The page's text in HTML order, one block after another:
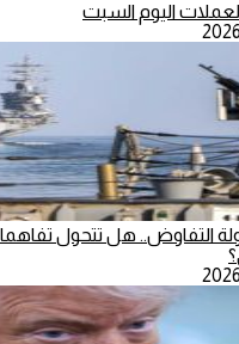
اليوم السبت
التفاوض.. هل تتحول